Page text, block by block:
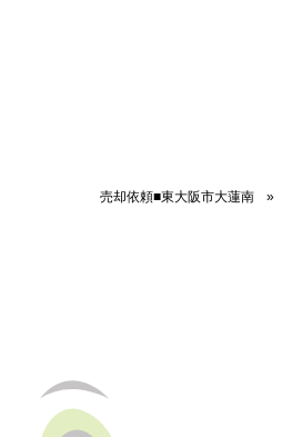
売却依頼■東大阪市大蓮南 »